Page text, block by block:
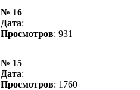
№ 16
Дата:
Просмотров: 931
№ 15
Дата:
Просмотров: 1760